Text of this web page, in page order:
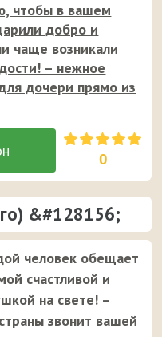
чтобы в вашем
добро и
чаще возникали
– нежное
дочери прямо из
0
&#128156;
человек обещает
счастливой и
на свете! –
звонит вашей